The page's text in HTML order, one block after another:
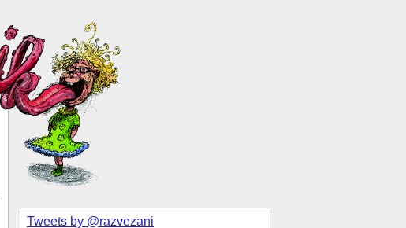
Tweets by @razvezani